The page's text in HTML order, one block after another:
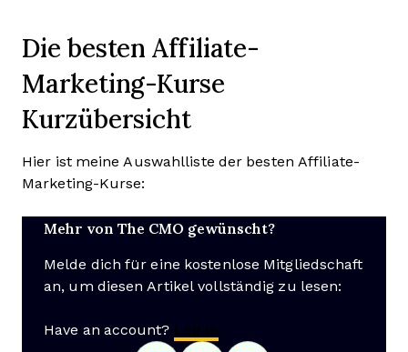
Die besten Affiliate-
Marketing-Kurse
Kurzübersicht
Hier ist meine Auswahlliste der besten Affiliate-
Marketing-Kurse:
Mehr von The CMO gewünscht?
Melde dich für eine kostenlose Mitgliedschaft
an, um diesen Artikel vollständig zu lesen:
Have an account? Log In